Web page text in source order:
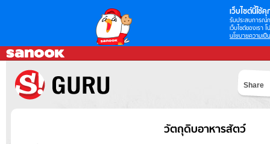
เว็บไซต์นี้ใช้คุ
รับประสบการณ์
เว็บไซต์ของเรา
นโยบายความเป็
Share
วัตถุดิบอาหารสัตว์